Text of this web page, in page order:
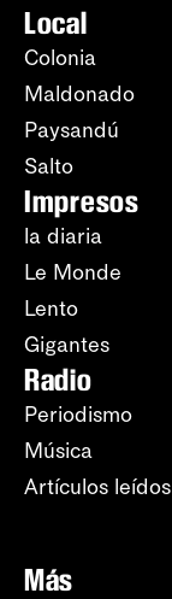
Local
Colonia
Maldonado
Paysandú
Salto
Impresos
la diaria
Le Monde
Lento
Gigantes
Radio
Periodismo
Música
Artículos leídos
Más